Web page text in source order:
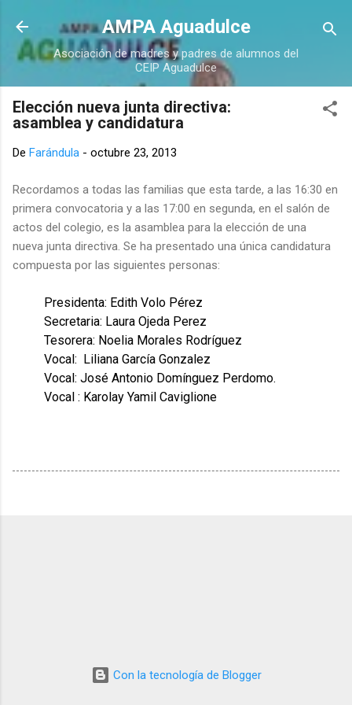
Ir al contenido principal
AMPA Aguadulce
Asociación de madres y padres de alumnos del
CEIP Aguadulce
Elección nueva junta directiva:
asamblea y candidatura
De Farándula - octubre 23, 2013
Recordamos a todas las familias que esta tarde, a las 16:30 en
primera convocatoria y a las 17:00 en segunda, en el salón de
actos del colegio, es la asamblea para la elección de una
nueva junta directiva. Se ha presentado una única candidatura
compuesta por las siguientes personas:
Presidenta: Edith Volo Pérez
Secretaria: Laura Ojeda Perez
Tesorera: Noelia Morales Rodríguez
Vocal: Liliana García Gonzalez
Vocal: José Antonio Domínguez Perdomo.
Vocal : Karolay Yamil Caviglione
Con la tecnología de Blogger